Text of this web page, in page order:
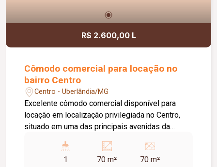
R$ 2.600,00 L
Cômodo comercial para locação no
bairro Centro
Centro - Uberlândia/MG
Excelente cômodo comercial disponível para
locação em localização privilegiada no Centro,
situado em uma das principais avenidas da
grande visibilidade e fácil acesso. O imóvel
possui aproximadamente 70 m² de área,
1 70 m² 70 m²